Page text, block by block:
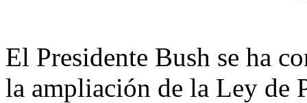
El Presidente Bush se ha
la ampliación de la Ley de